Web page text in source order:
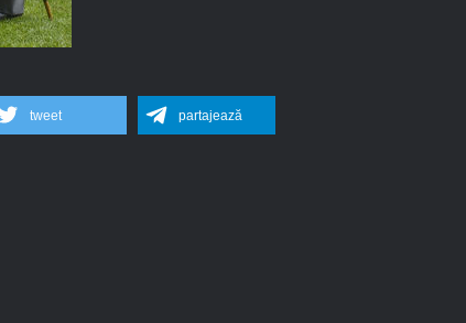
tweet partajează